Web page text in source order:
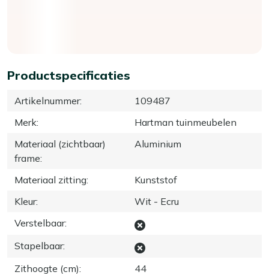
Productspecificaties
Artikelnummer:
109487
Merk:
Hartman tuinmeubelen
Materiaal (zichtbaar)
frame:
Aluminium
Materiaal zitting:
Kunststof
Kleur:
Wit - Ecru
Verstelbaar:
Stapelbaar:
Zithoogte (cm):
44